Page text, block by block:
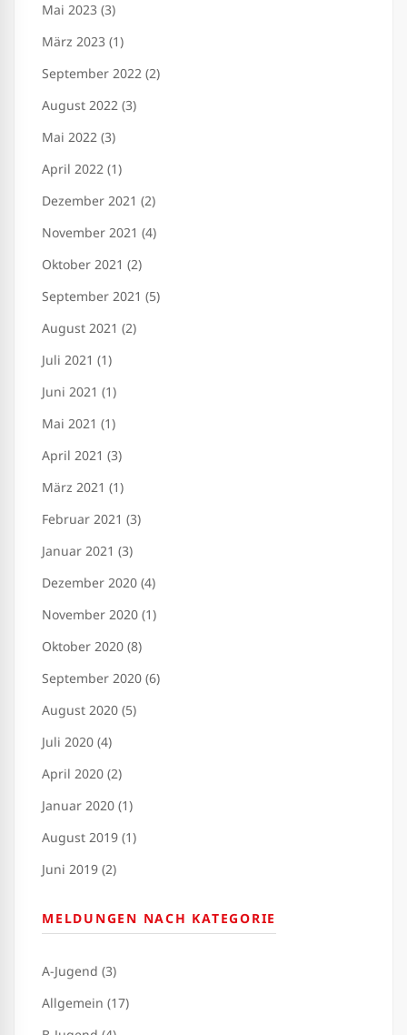
Mai 2023 (3)
März 2023 (1)
September 2022 (2)
August 2022 (3)
Mai 2022 (3)
April 2022 (1)
Dezember 2021 (2)
November 2021 (4)
Oktober 2021 (2)
September 2021 (5)
August 2021 (2)
Juli 2021 (1)
Juni 2021 (1)
Mai 2021 (1)
April 2021 (3)
März 2021 (1)
Februar 2021 (3)
Januar 2021 (3)
Dezember 2020 (4)
November 2020 (1)
Oktober 2020 (8)
September 2020 (6)
August 2020 (5)
Juli 2020 (4)
April 2020 (2)
Januar 2020 (1)
August 2019 (1)
Juni 2019 (2)
MELDUNGEN NACH KATEGORIE
A-Jugend (3)
Allgemein (17)